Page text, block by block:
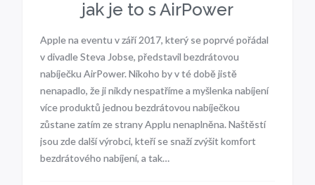
jak je to s AirPower
Apple na eventu v září 2017, který se poprvé pořádal
v divadle Steva Jobse, představil bezdrátovou
nabíječku AirPower. Nikoho by v té době jistě
nenapadlo, že ji nikdy nespatříme a myšlenka nabíjení
více produktů jednou bezdrátovou nabíječkou
zůstane zatím ze strany Applu nenaplněna. Naštěstí
jsou zde další výrobci, kteří se snaží zvýšit komfort
bezdrátového nabíjení, a tak…